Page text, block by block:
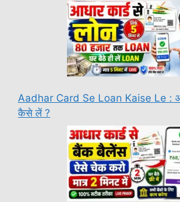
Aadhar Card Se Loan Kaise Le :
कैसे लें ?